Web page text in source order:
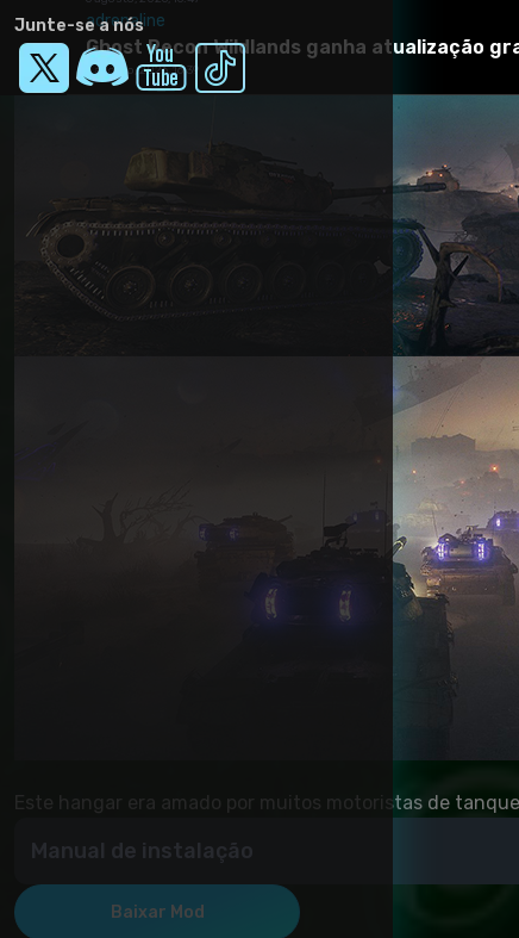
Junte-se a nós
Este hangar era amado por muitos motoristas de
Manual de instalação
Copie a pasta Mods para a pasta de jogos (WOT/) e
Baixar Mod
adrenaline
Ghost Recon Wildlands ganha atualização
6 agosto, 2026, 16:39